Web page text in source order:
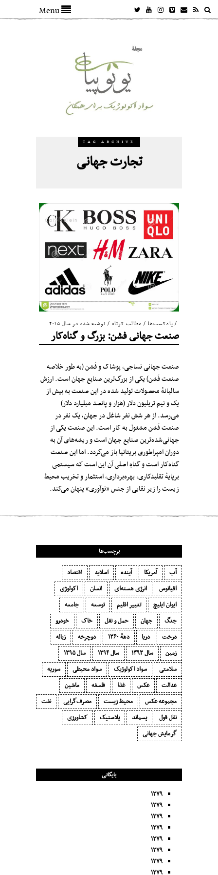
Menu
TAG ARCHIVE
تجارت جهانی
پادکست‌ها / مطالب کوتاه / نوشته شده در سال ۲۰۱۵
صنعت جهانی فشن: بزرگ و گناه‌کار
صنعت جهانی نساجی، پوشاک و فَشن (به طور خلاصه
صنعت فَشن) یکی از بزرگ‌ترین صنایع جهان است. ارزش
سالیانهٔ محصولات تولید شده در این صنعت به بیش از
یک و نیم تریلیون دلار (هزار و پانصد میلیارد دلار)
می‌رسد. از هر شش نفر شاغل در جهان، یک نفر در
صنعت فَشن مشغول به کار است. این صنعت یکی از
جهانی‌‌شده‌ترین صنایع جهان است و ریشه‌های آن به
دوران امپراطوری بریتانیا باز می‌گردد. اما این صنعت
گناه‌کار است و گناهِ اصلی آن این است که سیستمی
برپایهٔ تقلید‌کاری، بهره‌برداری، استثمار و تخریب محیط
زیست را زیر نقابی از جنس «نوآوری» پنهان می‌کند.
برچسب‌ها
آب آمریکا آینده اسلاید
اقتصاد
اقیانوس
انرژی هسته‌ای انسان
اکولوژی
ایوان ایلیچ
تغییر اقلیم توسعه
جامعه
جنگ
جهان حمل و نقل خاک
خودرو
درخت
دریا دههٔ ۱‍۳۶۰ دوچرخه
زباله
زمین
سال ۱۳۹۳ سال ۱۳۹۴
سال ۱۳۹۵
سلامتی
سواد اکولوژیک سواد محیطی
سوریه
عدالت
عکس غذا فلسفه
ماشین
مجموعه عکس
محیط زیست مصرف‌گرایی‬
نفت
نقل قول
پسماند پلاستیک
کشاورزی
گرمایش جهانی
بایگانی
۱۳۷۹
۱۳۷۹
۱۳۷۹
۱۳۷۹
۱۳۷۹
۱۳۷۹
۱۳۷۹